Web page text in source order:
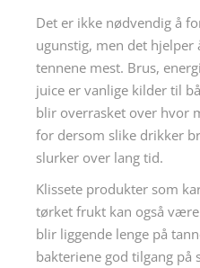
Det er ikke nødvendig å
ugunstig, men det hjelper
tennene mest. Brus,
juice er vanlige kilder til
blir overrasket over hvor
for dersom slike drikker
slurker over lang tid.
Klissete produkter som
tørket frukt kan også
blir liggende lenge på
bakteriene god tilgang på